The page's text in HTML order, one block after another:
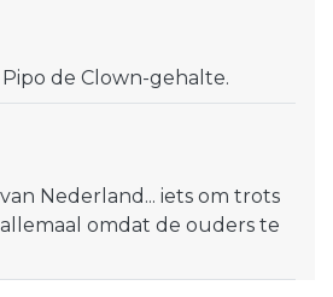
de Clown-gehalte.
Nederland... iets om trots
omdat de ouders te